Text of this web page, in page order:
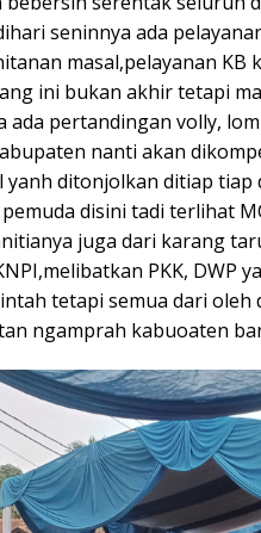
seninnya ada
masal,pelayanan KB
ini bukan akhir tetapi
ada pertandingan volly,
nanti akan
yanh ditonjolkan ditiap tiap
disini tadi terlihat
juga dari karang
PKK, DWP
tetapi semua dari oleh
ngamprah kabuoaten